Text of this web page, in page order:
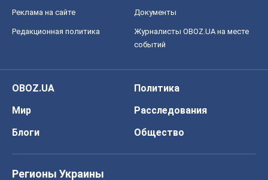
Реклама на сайте Документы
Редакционная политика
Журналисты OBOZ.UA на месте
событий
OBOZ.UA
Политика
Мир
Расследования
Блоги
Общество
Регионы Украины